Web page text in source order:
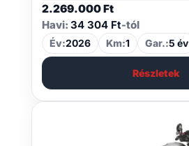
2.269.000Ft
Havi: 34 304 Ft-tól
Év:2026 Km:1 Gar.:5 év
Részletek